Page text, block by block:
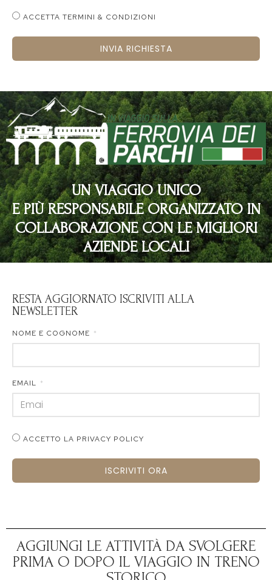
ACCETTA TERMINI & CONDIZIONI
INVIA RICHIESTA
UN VIAGGIO UNICO
E PIÙ RESPONSABILE ORGANIZZATO IN
COLLABORAZIONE CON LE MIGLIORI
AZIENDE LOCALI
RESTA AGGIORNATO ISCRIVITI ALLA
NEWSLETTER
NOME E COGNOME
EMAIL
ACCETTO LA PRIVACY POLICY
ISCRIVITI ORA
AGGIUNGI LE ATTIVITÀ DA SVOLGERE
PRIMA O DOPO IL VIAGGIO IN TRENO